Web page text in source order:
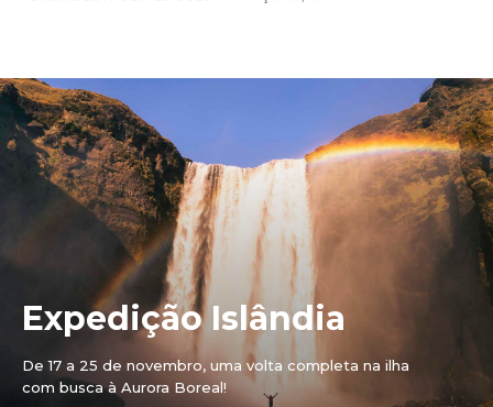
Expedição Islândia
De 17 a 25 de novembro, uma volta completa na ilha
com busca à Aurora Boreal!